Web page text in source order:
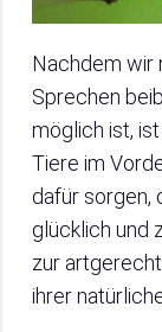
Nachdem wir
Sprechen
möglich ist,
Tiere im
dafür sorgen,
glücklich und
zur
ihrer